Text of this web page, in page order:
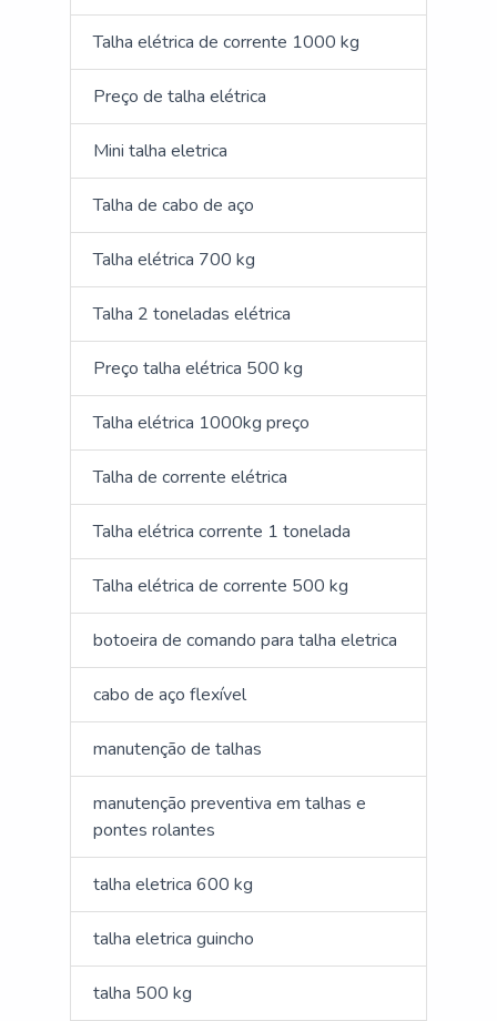
Talha elétrica de corrente 1000 kg
Preço de talha elétrica
Mini talha eletrica
Talha de cabo de aço
Talha elétrica 700 kg
Talha 2 toneladas elétrica
Preço talha elétrica 500 kg
Talha elétrica 1000kg preço
Talha de corrente elétrica
Talha elétrica corrente 1 tonelada
Talha elétrica de corrente 500 kg
botoeira de comando para talha eletrica
cabo de aço flexível
manutenção de talhas
manutenção preventiva em talhas e
pontes rolantes
talha eletrica 600 kg
talha eletrica guincho
talha 500 kg